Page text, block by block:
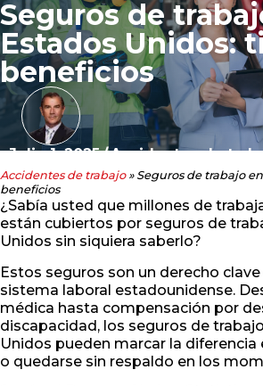
Seguros de
Estados Unidos:
beneficios
Julio 1, 2025/Accidentes de
Accidentes de trabajo» Seguros de trabajo
beneficios
¿Sabía usted que millones de
están cubiertos por seguros de
Unidos sin siquiera saberlo?
Estos seguros son un derecho
sistema laboral estadounidense.
médica hasta compensación por
discapacidad, los seguros de
Unidos pueden marcar la
o quedarse sin respaldo en los